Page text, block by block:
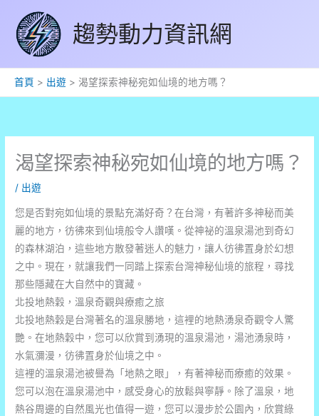
容
趨勢動力資訊網
首頁 出遊 渴望探索神秘宛如仙境的地方嗎？
渴望探索神秘宛如仙境的地方嗎？
/ 出遊
您是否對宛如仙境的景點充滿好奇？在台灣，有著許多神秘而美
麗的地方，彷彿來到仙境般令人讚嘆。從神祕的溫泉湯池到奇幻
的森林湖泊，這些地方散發著迷人的魅力，讓人彷彿置身於幻想
之中。現在，就讓我們一同踏上探索台灣神秘仙境的旅程，尋找
那些隱藏在大自然中的寶藏。
北投地熱穀，溫泉奇觀與療癒之旅
北投地熱穀是台灣著名的溫泉勝地，這裡的地熱湧泉奇觀令人驚
艷。在地熱穀中，您可以欣賞到湧現的溫泉湯池，湯池湧泉時，
水氣瀰漫，彷彿置身於仙境之中。
這裡的溫泉湯池被譽為「地熱之眼」，有著神秘而療癒的效果。
您可以泡在溫泉湯池中，感受身心的放鬆與寧靜。除了溫泉，地
熱谷周邊的自然風光也值得一遊，您可以漫步於公園內，欣賞綠